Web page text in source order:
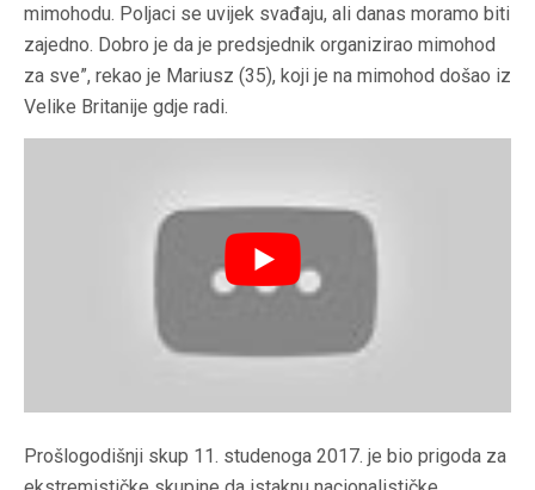
mimohodu. Poljaci se uvijek svađaju, ali danas moramo biti
zajedno. Dobro je da je predsjednik organizirao mimohod
za sve”, rekao je Mariusz (35), koji je na mimohod došao iz
Velike Britanije gdje radi.
Prošlogodišnji skup 11. studenoga 2017. je bio prigoda za